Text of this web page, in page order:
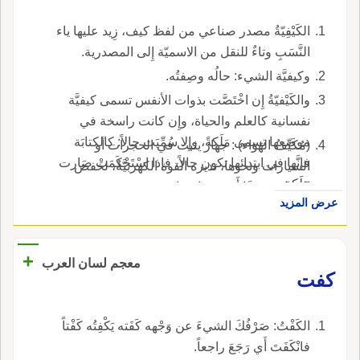
الكَيْفِيّةُ مصدر صناعي من لفظ كيف، زِيد عليها ياء
النَّسَبِ وتاءٌ للنقل من الاسميّة إِلى المصدرية.
وكيفيَّة الشيء: حالُه وصِفتُه.
والكَيْفيّةُ إِن اخْتَصَّت بذوات الأنفس تسمى كيفيَّة
نفسانية كالعلم والحياة، وإِن كانت راسخة في
موضعها تسمى مَلَكةً، وإِلا سُمِّيَت حالاً: كالكتابَة
فإنَّها في ابتدائها تكون حالاً، فإذا اسْتَحْكَمَتْ صَارت
مَلَكة.
(مُكَيِّفُ الهَوَاء) : جهاز يثبت في الحجرات أو
السيارات ونحوها، تديره القوة الكهربيَّةُ، لخفض
الحرارة صَيفًا أَو رفعها شِتاء.
عرض المزيد
معجم لسان العرب
+
كفت
الكَفْتُ: صَرْفُكَ الشيءَ عن وَجْهه كَفَته يَكْفِتُه كَفْتاً
فانْكَفَتَ أَي رَجَعَ راجعاً.